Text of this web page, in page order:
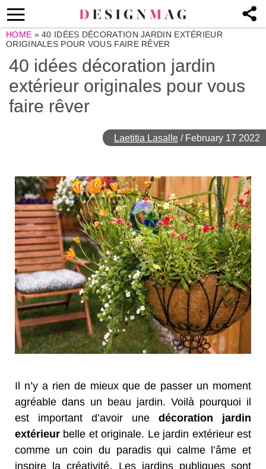
HOME »40 IDÉES DÉCORATION JARDIN EXTÉRIEUR
ORIGINALES POUR VOUS FAIRE RÊVER
40 idées décoration jardin
extérieur originales pour vous
faire rêver
Laetitia Lasalle / February 17 2022
Il n’y a rien de mieux que de passer un moment
agréable dans un beau jardin. Voilà pourquoi il
est important d’avoir une décoration jardin
extérieur belle et originale. Le jardin extérieur est
comme un coin du paradis qui calme l’âme et
inspire la créativité. Les jardins publiques sont